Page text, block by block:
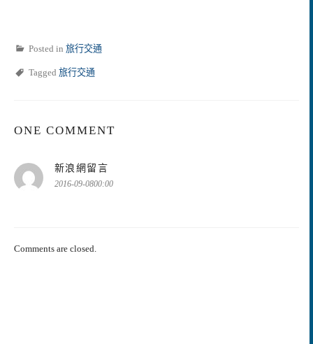
Posted in 旅行交通
Tagged 旅行交通
ONE COMMENT
新浪網留言
示:
2016-09-0800:00
Comments are closed.